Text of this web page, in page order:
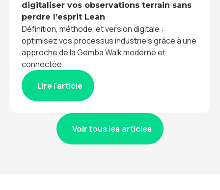
digitaliser vos observations terrain sans
perdre l’esprit Lean
Définition, méthode, et version digitale :
optimisez vos processus industriels grâce à une
approche de la Gemba Walk moderne et
connectée.
Lire l'article
Voir tous les articles